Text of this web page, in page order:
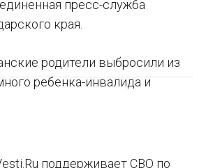
пресс-служба
края.
родители выбросили из
ребенка-инвалида и
поддерживает СВО по